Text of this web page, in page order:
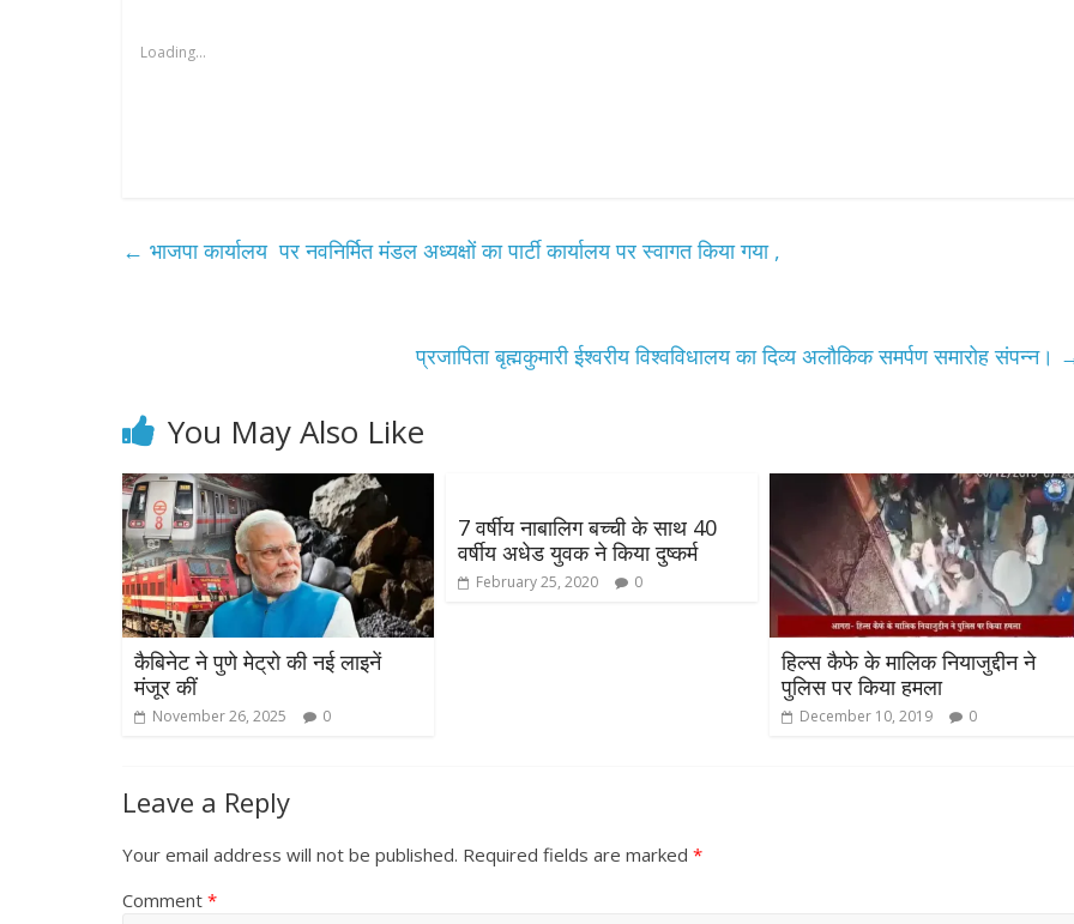
Loading...
← भाजपा कार्यालय पर नवनिर्मित मंडल अध्यक्षों का पार्टी कार्यालय पर स्वागत किया गया ,
प्रजापिता बृह्मकुमारी ईश्वरीय विश्वविधालय का दिव्य अलौकिक समर्पण समारोह संपन्न।
You May Also Like
कैबिनेट ने पुणे मेट्रो की नई लाइनें
मंजूर कीं
November 26, 2025 0
7 वर्षीय नाबालिग बच्ची के साथ 40
वर्षीय अधेड युवक ने किया दुष्कर्म
February 25, 2020 0
हिल्स कैफे के मालिक नियाजुद्दीन ने
पुलिस पर किया हमला
December 10, 2019 0
Leave a Reply
Your email address will not be published. Required fields are marked *
Comment *
All Rights News
Pradesh
समाजवादी पार्टी ने किया महंगाई के
खिलाफ प्रदर्शन
August 4, 2021 Editor All Rights